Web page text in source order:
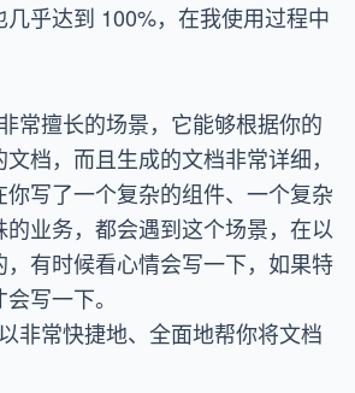
乎达到 100%，在我使用过程中
常擅长的场景，它能够根据你的
档，而且生成的文档非常详细，
写了一个复杂的组件、一个复杂
业务，都会遇到这个场景，在以
有时候看心情会写一下，如果特
写一下。
非常快捷地、全面地帮你将文档